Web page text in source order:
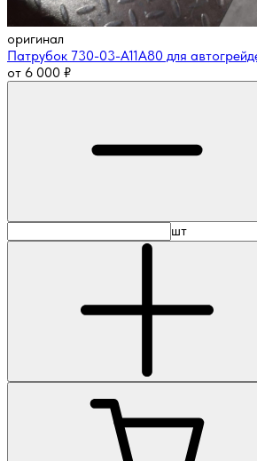
оригинал
Патрубок 730-03-A11A80 для
от 6 000 ₽
шт